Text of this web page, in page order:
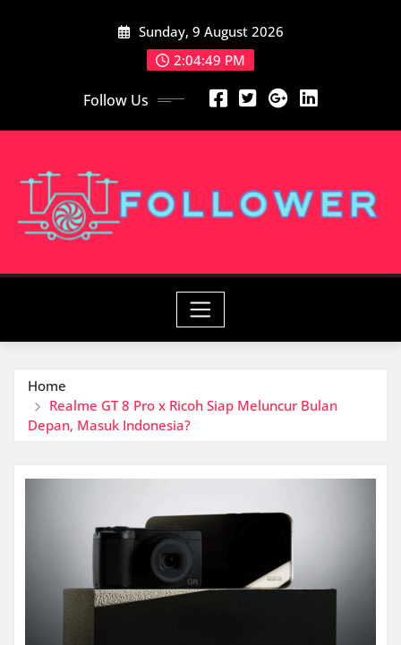
Sunday, 9 August 2026
2:04:49 PM
Follow Us
Home
Realme GT 8 Pro x Ricoh Siap Meluncur Bulan
Depan, Masuk Indonesia?